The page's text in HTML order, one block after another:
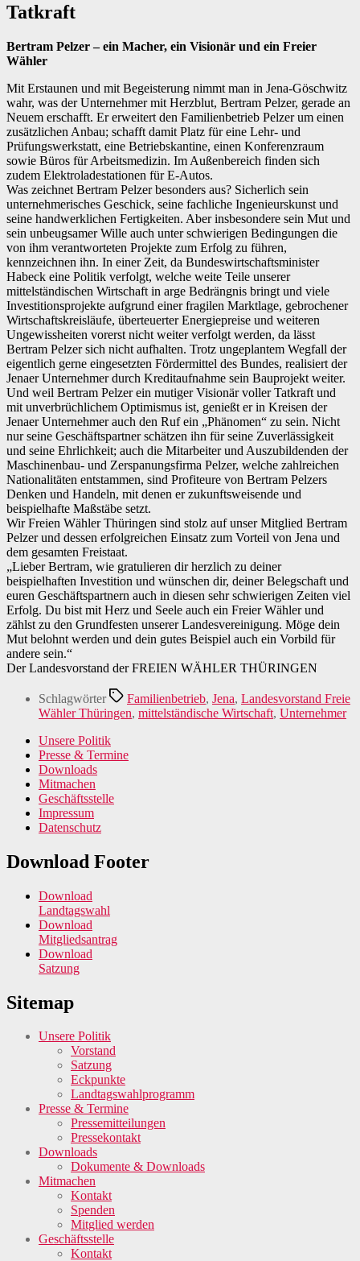
Tatkraft
Bertram Pelzer – ein Macher, ein Visionär und ein Freier
Wähler
Mit Erstaunen und mit Begeisterung nimmt man in Jena-Göschwitz
wahr, was der Unternehmer mit Herzblut, Bertram Pelzer, gerade an
Neuem erschafft. Er erweitert den Familienbetrieb Pelzer um einen
zusätzlichen Anbau; schafft damit Platz für eine Lehr- und
Prüfungswerkstatt, eine Betriebskantine, einen Konferenzraum
sowie Büros für Arbeitsmedizin. Im Außenbereich finden sich
zudem Elektroladestationen für E-Autos.
Was zeichnet Bertram Pelzer besonders aus? Sicherlich sein
unternehmerisches Geschick, seine fachliche Ingenieurskunst und
seine handwerklichen Fertigkeiten. Aber insbesondere sein Mut und
sein unbeugsamer Wille auch unter schwierigen Bedingungen die
von ihm verantworteten Projekte zum Erfolg zu führen,
kennzeichnen ihn. In einer Zeit, da Bundeswirtschaftsminister
Habeck eine Politik verfolgt, welche weite Teile unserer
mittelständischen Wirtschaft in arge Bedrängnis bringt und viele
Investitionsprojekte aufgrund einer fragilen Marktlage, gebrochener
Wirtschaftskreisläufe, überteuerter Energiepreise und weiteren
Ungewissheiten vorerst nicht weiter verfolgt werden, da lässt
Bertram Pelzer sich nicht aufhalten. Trotz ungeplantem Wegfall der
eigentlich gerne eingesetzten Fördermittel des Bundes, realisiert der
Jenaer Unternehmer durch Kreditaufnahme sein Bauprojekt weiter.
Und weil Bertram Pelzer ein mutiger Visionär voller Tatkraft und
mit unverbrüchlichem Optimismus ist, genießt er in Kreisen der
Jenaer Unternehmer auch den Ruf ein „Phänomen“ zu sein. Nicht
nur seine Geschäftspartner schätzen ihn für seine Zuverlässigkeit
und seine Ehrlichkeit; auch die Mitarbeiter und Auszubildenden der
Maschinenbau- und Zerspanungsfirma Pelzer, welche zahlreichen
Nationalitäten entstammen, sind Profiteure von Bertram Pelzers
Denken und Handeln, mit denen er zukunftsweisende und
beispielhafte Maßstäbe setzt.
Wir Freien Wähler Thüringen sind stolz auf unser Mitglied Bertram
Pelzer und dessen erfolgreichen Einsatz zum Vorteil von Jena und
dem gesamten Freistaat.
„Lieber Bertram, wie gratulieren dir herzlich zu deiner
beispielhaften Investition und wünschen dir, deiner Belegschaft und
euren Geschäftspartnern auch in diesen sehr schwierigen Zeiten viel
Erfolg. Du bist mit Herz und Seele auch ein Freier Wähler und
zählst zu den Grundfesten unserer Landesvereinigung. Möge dein
Mut belohnt werden und dein gutes Beispiel auch ein Vorbild für
andere sein.“
Der Landesvorstand der FREIEN WÄHLER THÜRINGEN
Schlagwörter Familienbetrieb, Jena, Landesvorstand Freie
Wähler Thüringen, mittelständische Wirtschaft, Unternehmer
Unsere Politik
Presse & Termine
Downloads
Mitmachen
Geschäftsstelle
Impressum
Datenschutz
Download Footer
Download
Landtagswahl
Download
Mitgliedsantrag
Download
Satzung
Sitemap
Unsere Politik
Vorstand
Satzung
Eckpunkte
Landtagswahlprogramm
Presse & Termine
Pressemitteilungen
Pressekontakt
Downloads
Dokumente & Downloads
Mitmachen
Kontakt
Spenden
Mitglied werden
Geschäftsstelle
Kontakt